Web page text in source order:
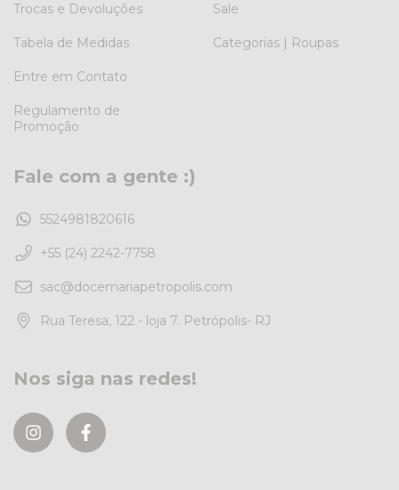
Trocas e Devoluções
Tabela de Medidas
Entre em Contato
Regulamento de
Promoção
Sale
Categorias | Roupas
Fale com a gente :)
5524981820616
+55 (24) 2242-7758
sac@docemariapetropolis.com
Rua Teresa, 122 - loja 7. Petrópolis- RJ
Nos siga nas redes!